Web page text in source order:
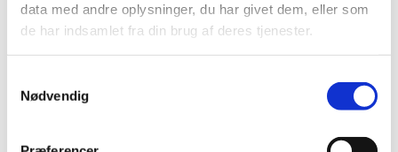
data med andre oplysninger, du har givet dem, eller som
de har indsamlet fra din brug af deres tjenester.
Nødvendig
Køb bogenher